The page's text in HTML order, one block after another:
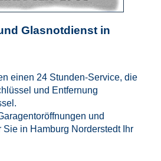
Glasnotdienst in
einen 24 Stunden-Service, die
und Entfernung
und
Sie in Hamburg Norderstedt Ihr